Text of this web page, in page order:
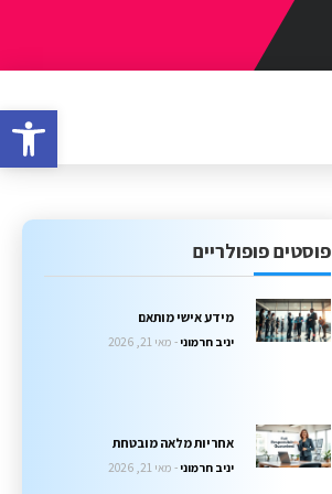
פוסטים פופולריים
מידע אישי מותאם
יניב חרמוני מאי 21, 2026
אחריות מלאה מובטחת
יניב חרמוני מאי 21, 2026
פתח